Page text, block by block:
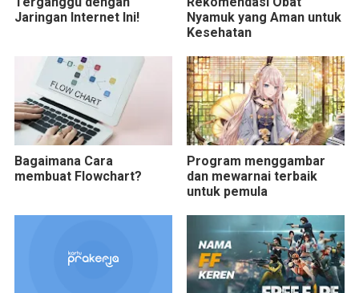
Jaringan Internet Ini!
Nyamuk yang Aman untuk
Kesehatan
Bagaimana Cara
membuat Flowchart?
Program menggambar
dan mewarnai terbaik
untuk pemula